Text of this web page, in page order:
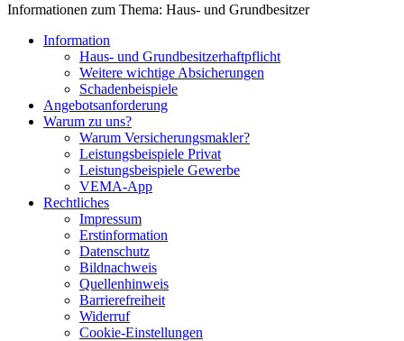
Informationen zum Thema: Haus- und Grundbesitzer
Information
Haus- und Grundbesitzerhaftpflicht
Weitere wichtige Absicherungen
Schadenbeispiele
Angebotsanforderung
Warum zu uns?
Warum Versicherungsmakler?
Leistungsbeispiele Privat
Leistungsbeispiele Gewerbe
VEMA-App
Rechtliches
Impressum
Erstinformation
Datenschutz
Bildnachweis
Quellenhinweis
Barrierefreiheit
Widerruf
Cookie-Einstellungen